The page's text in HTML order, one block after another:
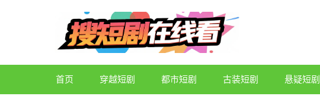
首页 穿越短剧 都市短剧 古装短剧 悬疑短剧